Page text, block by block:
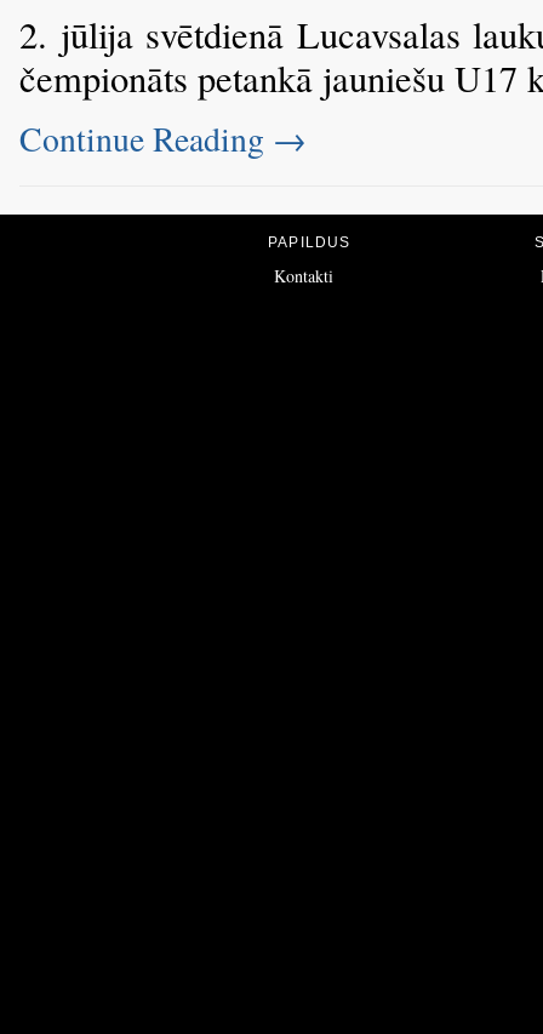
2. jūlija svētdienā Lucavsalas
čempionāts petankā jauniešu U17
Continue Reading →
PAPILDUS
Kontakti